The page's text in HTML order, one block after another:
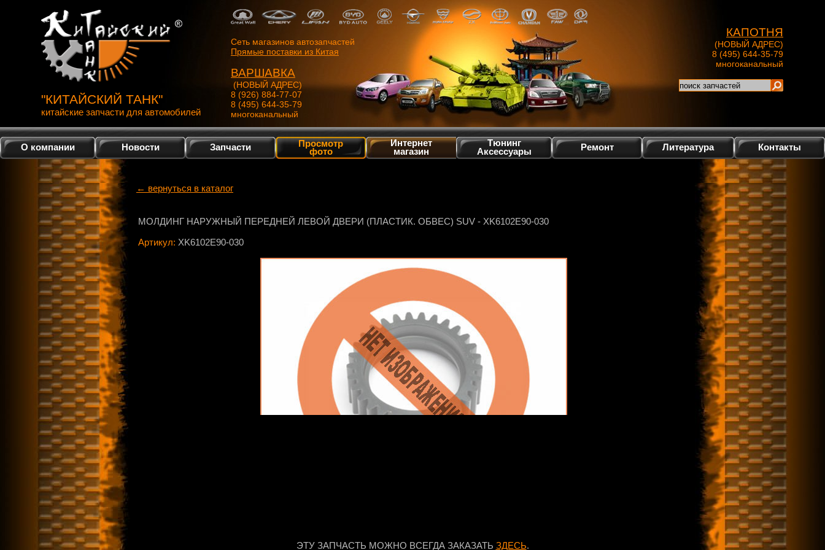
"КИТАЙСКИЙ ТАНК"
китайские запчасти для автомобилей
Сеть магазинов автозапчастей
Прямые поставки из Китая
ВАРШАВКА
(НОВЫЙ АДРЕС)
8 (926) 884-77-07
8 (495) 644-35-79
многоканальный
КАПОТНЯ
(НОВЫЙ АДРЕС)
8 (495) 644-35-79
многоканальный
О компании Новости Запчасти Просмотр
фото
Интернет
магазин
Тюнинг
Аксессуары
Ремонт Литература Контакты
← вернуться в каталог
МОЛДИНГ НАРУЖНЫЙ ПЕРЕДНЕЙ ЛЕВОЙ ДВЕРИ (ПЛАСТИК. ОБВЕС) SUV - XK6102E90-030
Артикул: XK6102E90-030
ЭТУ ЗАПЧАСТЬ МОЖНО ВСЕГДА ЗАКАЗАТЬ ЗДЕСЬ.